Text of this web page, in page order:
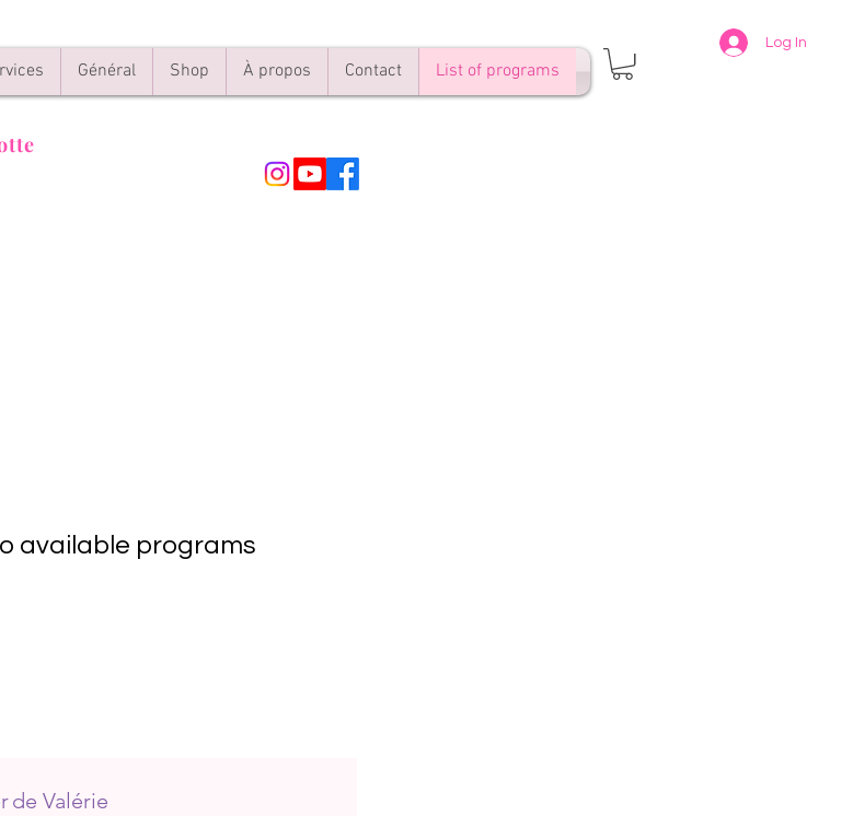
Général Shop À propos Contact List of programs
Log In
available programs
de Valérie